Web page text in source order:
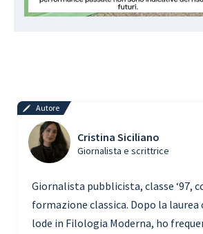
Autore
Cristina Siciliano
Giornalista e scrittrice
Giornalista pubblicista, classe ‘97,
formazione classica. Dopo la laurea
lode in Filologia Moderna, ho